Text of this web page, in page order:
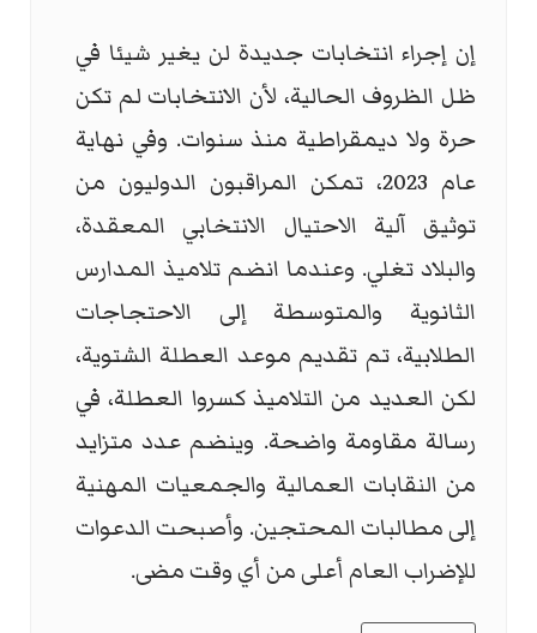
إن إجراء انتخابات جديدة لن يغير شيئا في
ظل الظروف الحالية، لأن الانتخابات لم تكن
حرة ولا ديمقراطية منذ سنوات. وفي نهاية
عام 2023، تمكن المراقبون الدوليون من
توثيق آلية الاحتيال الانتخابي المعقدة،
والبلاد تغلي. وعندما انضم تلاميذ المدارس
الثانوية والمتوسطة إلى الاحتجاجات
الطلابية، تم تقديم موعد العطلة الشتوية،
لكن العديد من التلاميذ كسروا العطلة، في
رسالة مقاومة واضحة. وينضم عدد متزايد
من النقابات العمالية والجمعيات المهنية
إلى مطالبات المحتجين. وأصبحت الدعوات
للإضراب العام أعلى من أي وقت مضى.